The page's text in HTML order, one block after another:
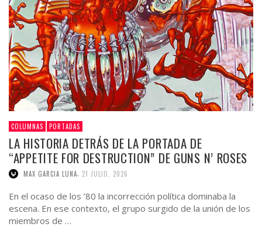
COLUMNAS PORTADAS
LA HISTORIA DETRÁS DE LA PORTADA DE
“APPETITE FOR DESTRUCTION” DE GUNS N’ ROSES
MAX GARCIA LUNA 21 JULIO, 2026
En el ocaso de los ’80 la incorrección política dominaba la
escena. En ese contexto, el grupo surgido de la unión de los
miembros de …